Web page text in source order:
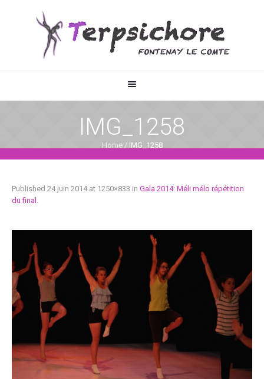
IMG_1258
Home / IMG_1258
Published 24 juin 2014at 1250×833 in Gala 2014: Méli mélo répétition
du final .